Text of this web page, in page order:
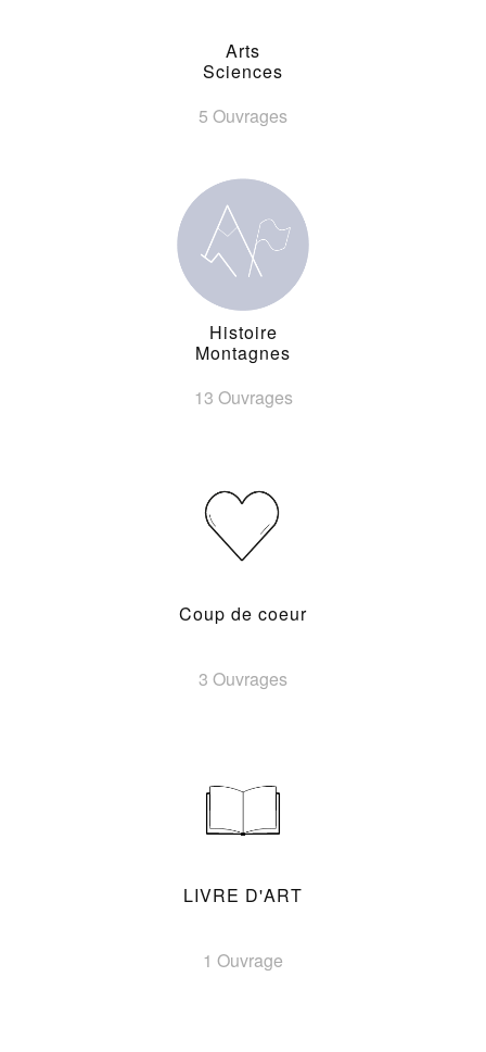
Arts
Sciences
5 Ouvrages
Histoire
Montagnes
13 Ouvrages
Coup de coeur
3 Ouvrages
LIVRE D'ART
1 Ouvrage